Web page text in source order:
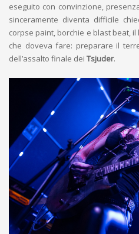
eseguito con convinzione,
sinceramente diventa difficile
corpse paint, borchie e blast beat,
che doveva fare: preparare il
dell’assalto finale dei Tsjuder.